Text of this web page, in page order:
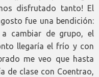
disfrutado tanto! El
fue una bendición:
cambiar de grupo, el
llegaría el frío y con
me veo que hasta
de clase con Coentrao,